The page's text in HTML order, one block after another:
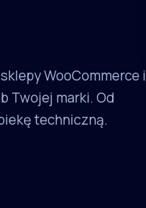
WooCommerce i
Twojej marki. Od
techniczną.